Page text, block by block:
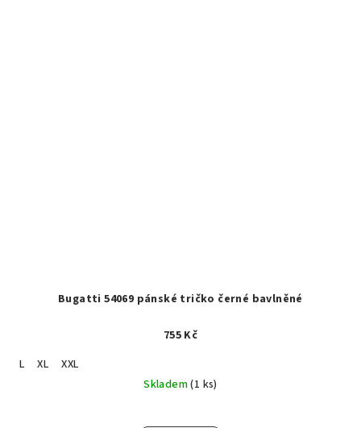
Bugatti 54069 pánské tričko černé bavlněné
755 Kč
L
XL
XXL
Skladem(1 ks)